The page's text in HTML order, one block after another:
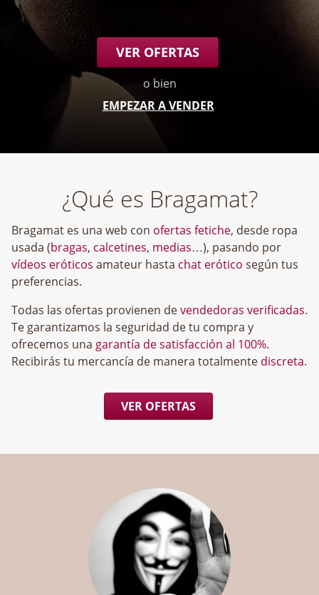
VER OFERTAS
o bien
EMPEZAR A VENDER
¿Qué es Bragamat?
Bragamat es una web con ofertas fetiche, desde ropa
usada (bragas, calcetines, medias…), pasando por
vídeos eróticos amateur hasta chat erótico según tus
preferencias.
Todas las ofertas provienen devendedoras verificadas.
Te garantizamos la seguridad de tu compra y
ofrecemos una garantía de satisfacción al 100%.
Recibirás tu mercancía de manera totalmente discreta.
VER OFERTAS